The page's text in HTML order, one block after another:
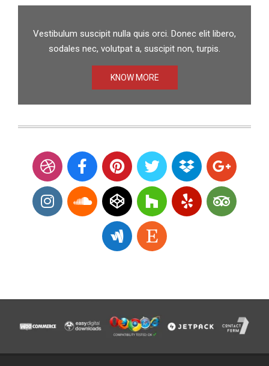
Vestibulum suscipit nulla quis orci. Donec elit libero,
sodales nec, volutpat a, suscipit non, turpis.
KNOW MORE